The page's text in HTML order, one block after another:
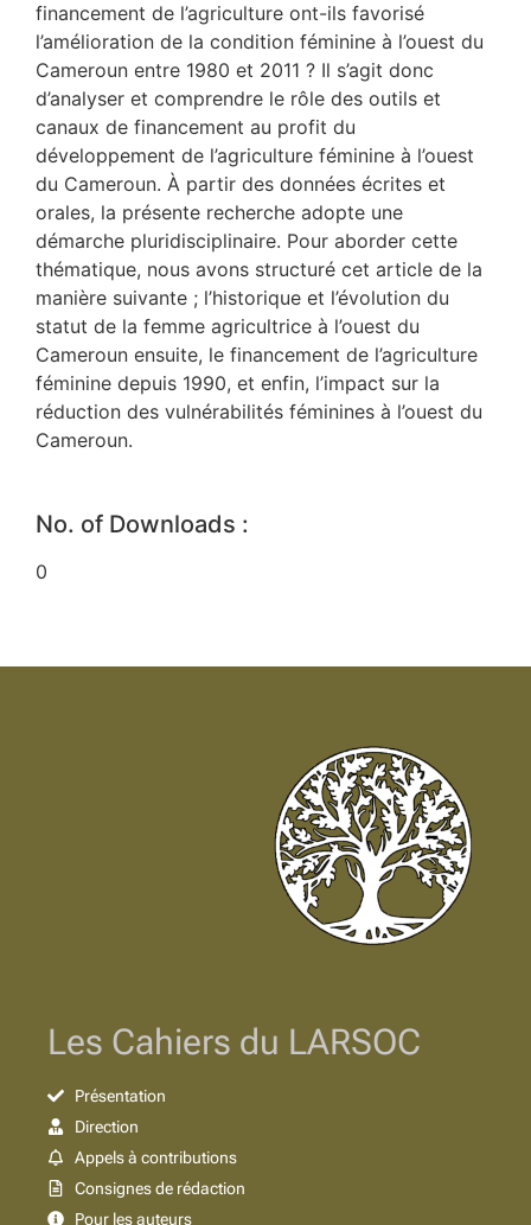
financement de l’agriculture ont-ils favorisé
l’amélioration de la condition féminine à l’ouest du
Cameroun entre 1980 et 2011 ? Il s’agit donc
d’analyser et comprendre le rôle des outils et
canaux de financement au profit du
développement de l’agriculture féminine à l’ouest
du Cameroun. À partir des données écrites et
orales, la présente recherche adopte une
démarche pluridisciplinaire. Pour aborder cette
thématique, nous avons structuré cet article de la
manière suivante ; l’historique et l’évolution du
statut de la femme agricultrice à l’ouest du
Cameroun ensuite, le financement de l’agriculture
féminine depuis 1990, et enfin, l’impact sur la
réduction des vulnérabilités féminines à l’ouest du
Cameroun.
No. of Downloads :
0
Les Cahiers du LARSOC
Présentation
Direction
Appels à contributions
Consignes de rédaction
Pour les auteurs